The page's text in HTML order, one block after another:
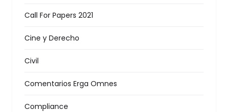
Call For Papers 2021
Cine y Derecho
Civil
Comentarios Erga Omnes
Compliance